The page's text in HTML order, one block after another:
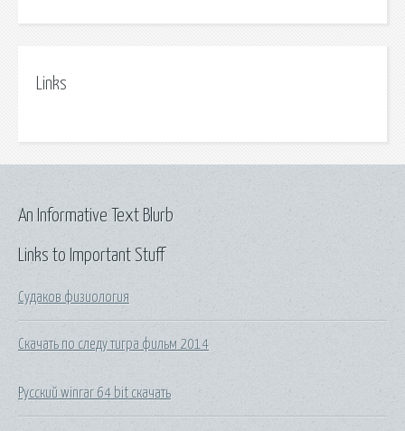
Links
Links to Important Stuff
Судаков физиология
Скачать по следу тигра фильм 2014
Русский winrar 64 bit скачать
An Informative Text Blurb